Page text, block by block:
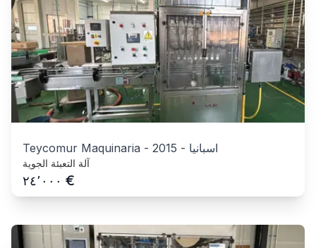
Teycomur Maquinaria - 2015 - اسبانيا
آلة التعبئة الجوية
٢٤٬٠٠٠ €